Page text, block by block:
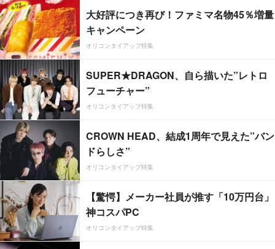
大好評につき再び！ファミマ名物45％増量
キャンペーン
オリコンタイアップ特集
SUPER★DRAGON、自ら描いた”レトロ
フューチャー”
オリコンタイアップ特集
CROWN HEAD、結成1周年で見えた”バン
ドらしさ”
オリコンタイアップ特集
【驚愕】メーカー社員が推す「10万円台」
神コスパPC
オリコンタイアップ特集